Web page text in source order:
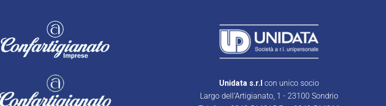
Unidata s.r.l con unico socio
Largo dell’Artigianato, 1 - 23100 Sondrio